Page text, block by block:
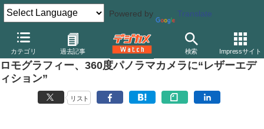
Powered by Translate
カテゴリ 過去記事 検索 Impressサイト
デジカメ Watch その他
ロモグラフィー、360度パノラマカメラに“レザーエデ
ィション”
リスト